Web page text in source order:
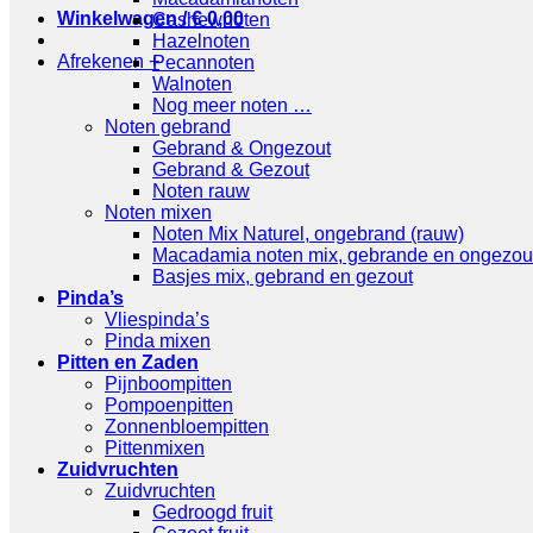
Winkelwagen /€0,00
Afrekenen +
Cashewnoten
Hazelnoten
Pecannoten
Walnoten
Nog meer noten …
Noten gebrand
Gebrand & Ongezout
Gebrand & Gezout
Noten rauw
Noten mixen
Noten Mix Naturel, ongebrand (rauw)
Macadamia noten mix, gebrande en
Basjes mix, gebrand en gezout
Pinda’s
Vliespinda’s
Pinda mixen
Pitten en Zaden
Pijnboompitten
Pompoenpitten
Zonnenbloempitten
Pittenmixen
Zuidvruchten
Zuidvruchten
Gedroogd fruit